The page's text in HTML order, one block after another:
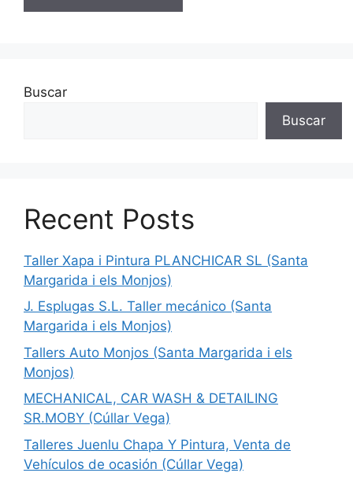
Buscar
Buscar
Recent Posts
Taller Xapa i Pintura PLANCHICAR SL (Santa
Margarida i els Monjos)
J. Esplugas S.L. Taller mecánico (Santa
Margarida i els Monjos)
Tallers Auto Monjos (Santa Margarida i els
Monjos)
MECHANICAL, CAR WASH & DETAILING
SR.MOBY (Cúllar Vega)
Talleres Juenlu Chapa Y Pintura, Venta de
Vehículos de ocasión (Cúllar Vega)